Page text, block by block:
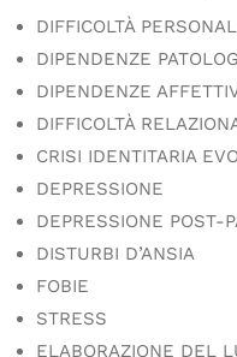
DIFFICOLTÀ
DIPENDENZE
DIPENDENZE
DIFFICOLTÀ
CRISI IDENTITARIA
DEPRESSIONE
DEPRESSIONE POST-
DISTURBI D’ANSIA
FOBIE
STRESS
ELABORAZIONE DEL